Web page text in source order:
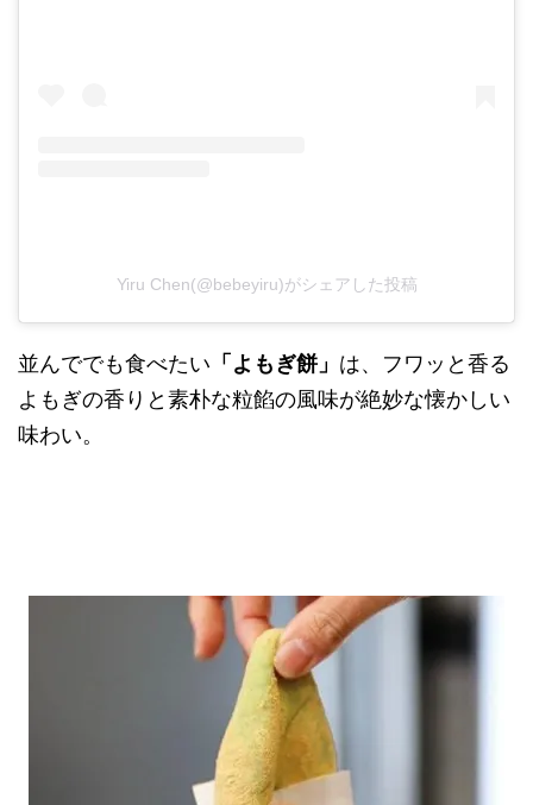
Yiru Chen(@bebeyiru)がシェアした投稿
並んででも食べたい 「よもぎ餅」 は、フワッと香る
よもぎの香りと素朴な粒餡の風味が絶妙な懐かしい
味わい。